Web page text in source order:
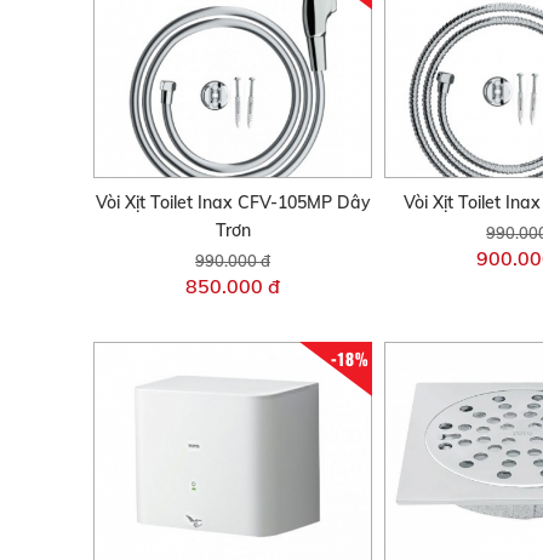
Vòi Xịt Toilet Inax CFV-105MP Dây
Trơn
990.000 đ
850.000 đ
Vòi Xịt Toilet
-18%